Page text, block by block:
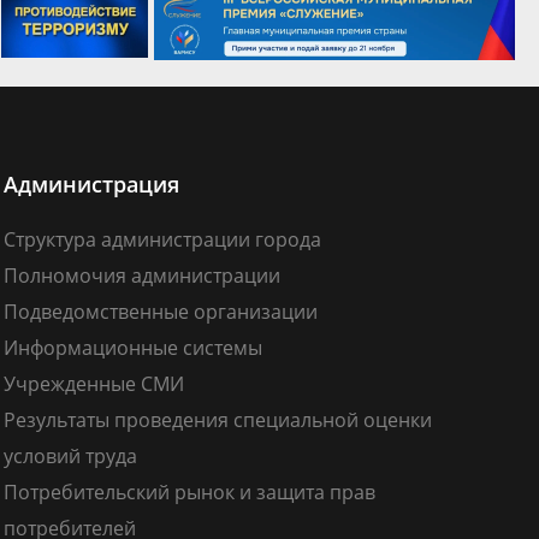
Администрация
Структура администрации города
Полномочия администрации
Подведомственные организации
Информационные системы
Учрежденные СМИ
Результаты проведения специальной оценки
условий труда
Потребительский рынок и защита прав
потребителей